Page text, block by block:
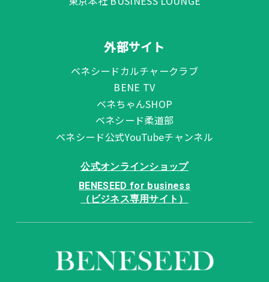
外部サイト
ベネシードカルチャークラブ
BENE TV
ベネちゃんSHOP
ベネシード柔道部
ベネシード公式YouTubeチャンネル
公式オンラインショップ
BENESEED for business
（ビジネス専用サイト）